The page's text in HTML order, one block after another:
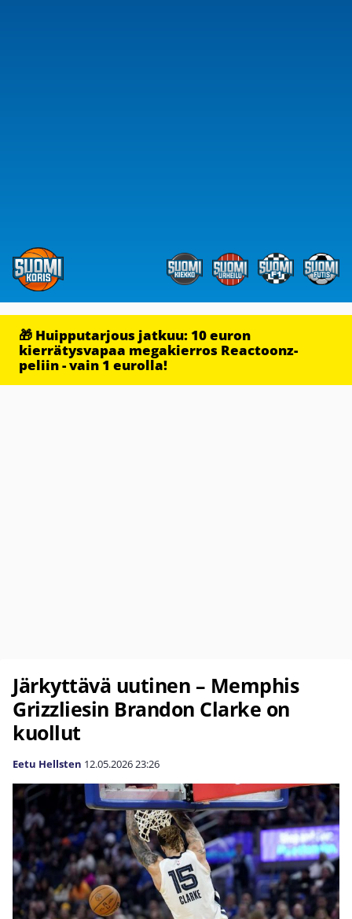
🎁 Huipputarjous jatkuu: 10 euron
kierrätysvapaa megakierros Reactoonz-
peliin - vain 1 eurolla!
Järkyttävä uutinen – Memphis
Grizzliesin Brandon Clarke on
kuollut
Eetu Hellsten 12.05.202623:26